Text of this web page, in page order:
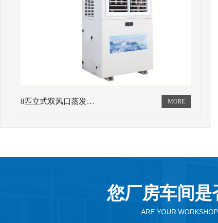
8匹立式双风口蒸发…
您厂房车间
ARE YOUR